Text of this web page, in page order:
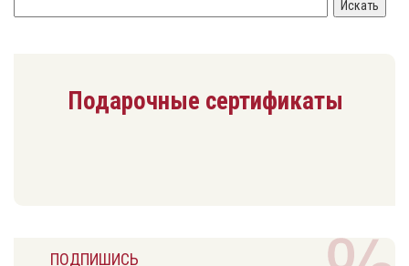
Подарочные сертификаты
ПОДПИШИСЬ